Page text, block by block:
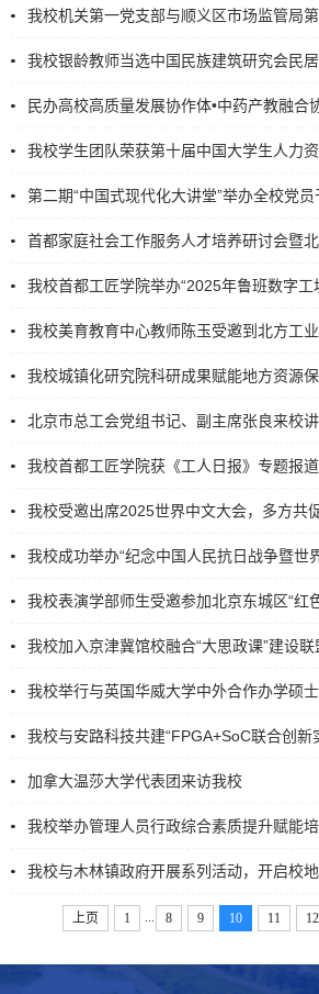
我校城镇化研究院科研成果赋能地方资源
我校首都工匠学院获《工人日报》专题报道
我校加入京津冀馆校融合“大思政课”建设联
我校与安路科技共建“FPGA+SoC联合创新
加拿大温莎大学代表团来访我校
我校举办管理人员行政综合素质提升赋能培
上页 1 8 9 10 11 12